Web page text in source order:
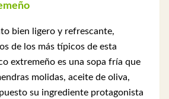
bien ligero y refrescante,
de los más típicos de esta
extremeño es una sopa fría que
molidas, aceite de oliva,
su ingrediente protagonista